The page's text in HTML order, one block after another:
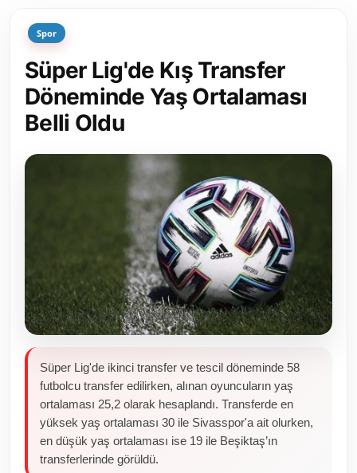
Siyasi Partiler
Yerel Yönetimler
Mülki İdare
Toplum ve Yaşam
Sivil Toplum Kuruluşları
Kamu Kurumları ve Üst Kurullar
Resmi Reklamlar
Spor
Süper Lig'de Kış Transfer
Döneminde Yaş Ortalaması
Belli Oldu
Süper Lig'de ikinci transfer ve tescil döneminde 58
futbolcu transfer edilirken, alınan oyuncuların yaş
ortalaması 25,2 olarak hesaplandı. Transferde en
yüksek yaş ortalaması 30 ile Sivasspor'a ait olurken,
en düşük yaş ortalaması ise 19 ile Beşiktaş’ın
transferlerinde görüldü.